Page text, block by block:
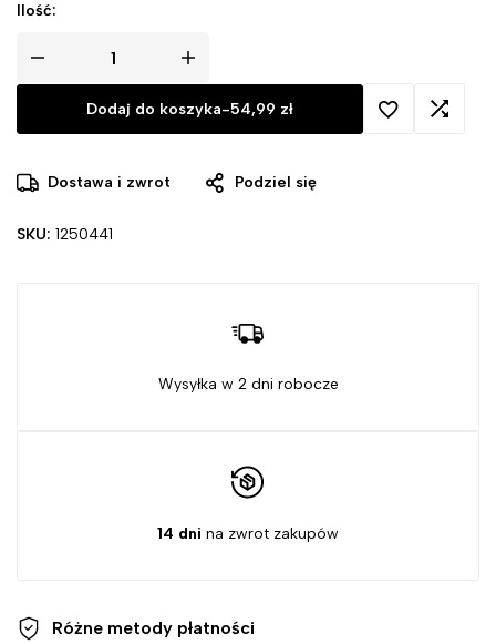
stylizacji paznokci.
Ilość:
Dodaj do koszyka-54,99 zł
Dostawa i zwrot Podziel się
SKU: 1250441
Wysyłka w 2 dni robocze
14 dni na zwrot zakupów
Różne metody płatności